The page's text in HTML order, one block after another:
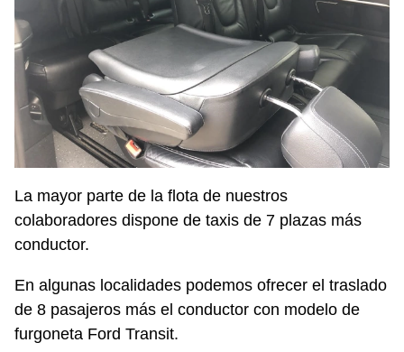
La mayor parte de la flota de nuestros
colaboradores dispone de taxis de 7 plazas más
conductor.
En algunas localidades podemos ofrecer el traslado
de 8 pasajeros más el conductor con modelo de
furgoneta Ford Transit.